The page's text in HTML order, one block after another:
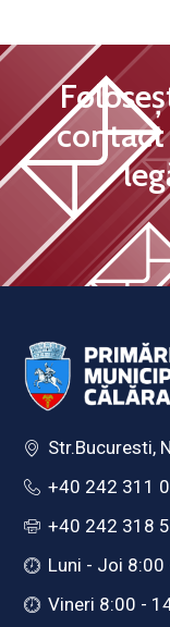
Str.Bucuresti,
+40 242 311
+40 242 318
Luni - Joi 8:00
Vineri 8:00 -